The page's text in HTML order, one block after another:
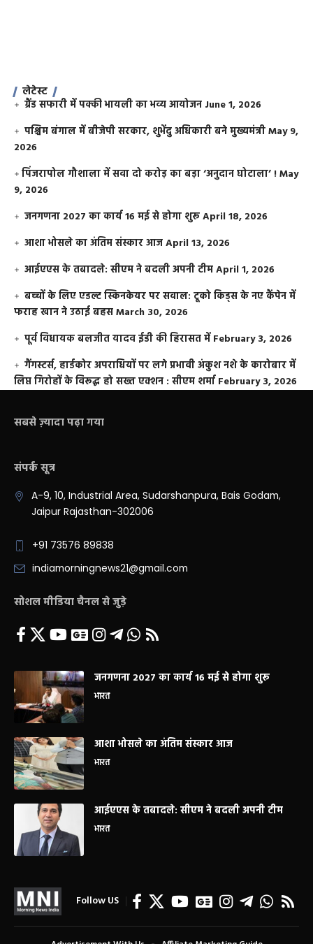
लेटेस्ट
ग्रैंड सफारी में पक्की भायली का भव्य आयोजन June 1, 2026
पश्चिम बंगाल में बीजेपी सरकार, शुभेंदु अधिकारी बने मुख्यमंत्रीMay 9,
2026
​पिंजरापोल गौशाला में सवा दो करोड़ का बड़ा ‘अनुदान घोटाला’ !May
9, 2026
जनगणना 2027 का कार्य 16 मई से होगा शुरूApril 18, 2026
आशा भोसले का अंतिम संस्कार आजApril 13, 2026
आईएएस के तबादले: सीएम ने बदली अपनी टीमApril 1, 2026
बच्चों के लिए एडल्ट स्किनकेयर पर सवाल: टूको किड्स के नए कैंपेन में
फराह खान ने उठाई बहसMarch 30, 2026
पूर्व विधायक बलजीत यादव ईडी की हिरासत में February 3, 2026
गैंगस्टर्स, हार्डकोर अपराधियों पर लगे प्रभावी अंकुश नशे के कारोबार में
लिप्त गिरोहों के विरूद्ध हो सख्त एक्शन : सीएम शर्मा February 3, 2026
सबसे ज़्यादा पढ़ा गया
संपर्क सूत्र
A-9, 10, Industrial Area, Sudarshanpura, Bais Godam,
Jaipur Rajasthan-302006
+91 73576 89838
indiamorningnews21@gmail.com
सोशल मीडिया चैनल से जुड़े
जनगणना 2027 का कार्य 16 मई से होगा शुरू
भारत
आशा भोसले का अंतिम संस्कार आज
भारत
आईएएस के तबादले: सीएम ने बदली अपनी टीम
भारत
Follow US